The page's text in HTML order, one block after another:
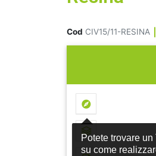
Cod CIV15/11-RESINA
Potete trovare
su come